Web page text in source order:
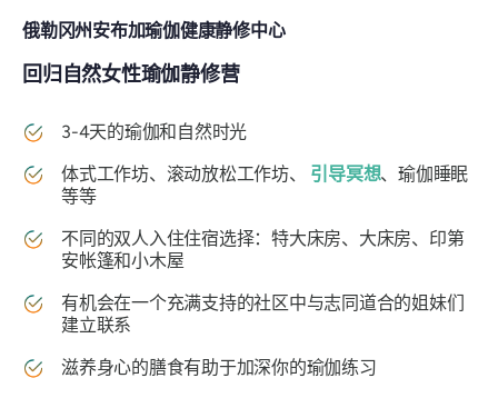
俄勒冈州安布加瑜伽健康静修中心
回归自然女性瑜伽静修营
3-4天的瑜伽和自然时光
体式工作坊、滚动放松工作坊、 引导冥想、瑜伽睡眠
等等
不同的双人入住住宿选择：特大床房、大床房、印第
安帐篷和小木屋
有机会在一个充满支持的社区中与志同道合的姐妹们
建立联系
滋养身心的膳食有助于加深你的瑜伽练习